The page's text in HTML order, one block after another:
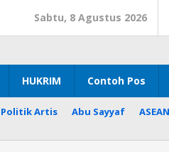
Sabtu, 8 Agustus 2026
HUKRIM Contoh Pos
Politik Artis Abu Sayyaf